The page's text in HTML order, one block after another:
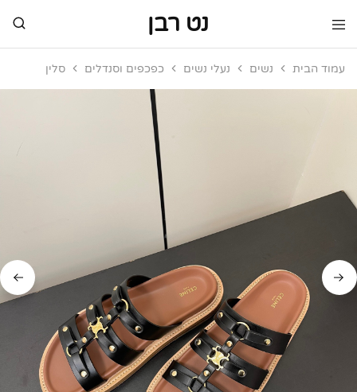
נט רבן
נט
מותגי
מותגי
עמוד הבית נשים נעלי נשים כפכפים וסנדלים סלין